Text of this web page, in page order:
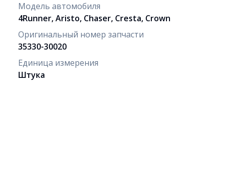
Модель автомобиля
4Runner, Aristo, Chaser, Cresta, Crown
Оригинальный номер запчасти
35330-30020
Единица измерения
Штука